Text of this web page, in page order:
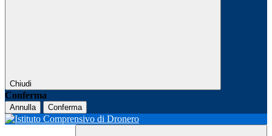
Chiudi
Conferma
Annulla Conferma